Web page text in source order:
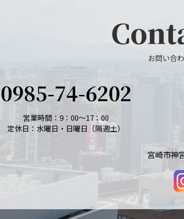
お問い合
0985-74-6202
営業時間：9：00～17：00
定休日：水曜日・日曜日（隔週土）
宮崎市神